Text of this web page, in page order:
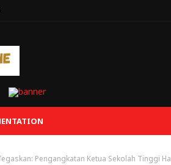
Pengangkatan Ketua Sekolah Tinggi